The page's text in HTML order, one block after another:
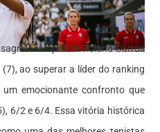
campeã de Roland Garros
ao superar a líder do ranking
um emocionante confronto que
6/2 e 6/4. Essa vitória histórica